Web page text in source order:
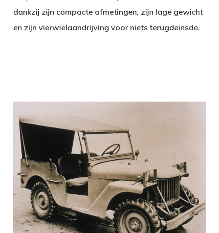
dankzij zijn compacte afmetingen, zijn lage gewicht
en zijn vierwielaandrijving voor niets terugdeinsde.